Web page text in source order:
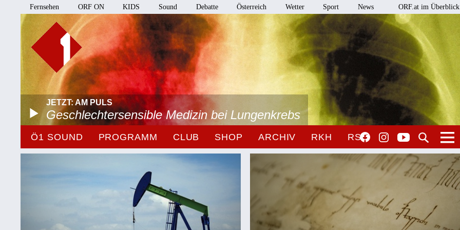
Fernsehen ORF ON KIDS Sound Debatte Österreich Wetter Sport News ORF.at im Überblick
JETZT: AM PULS
Geschlechtersensible Medizin bei Lungenkrebs
Ö1 SOUND PROGRAMM CLUB SHOP ARCHIV RKH RSO